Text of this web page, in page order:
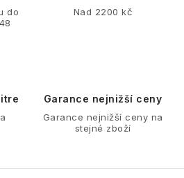
do
Nad 2200 kč
Garance nejnižší ceny
Garance nejnižší ceny na
stejné zboží